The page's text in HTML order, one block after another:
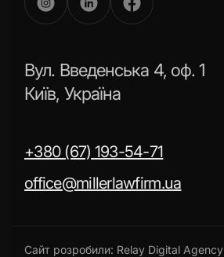
Вул. Введенська 4, оф. 1
Київ, Україна
+380 (67) 193-54-71
office@millerlawfirm.ua
Сайт розробили: Relay Digital Agency